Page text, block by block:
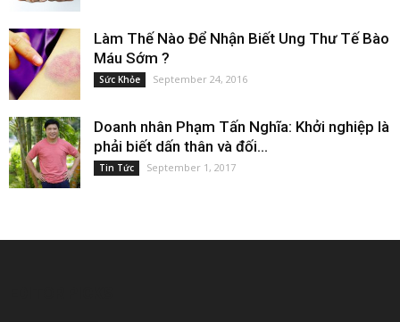
Làm Thế Nào Để Nhận Biết Ung Thư Tế Bào
Máu Sớm ?
Sức Khỏe September 24, 2016
Doanh nhân Phạm Tấn Nghĩa: Khởi nghiệp là
phải biết dấn thân và đối...
Tin Tức September 1, 2017